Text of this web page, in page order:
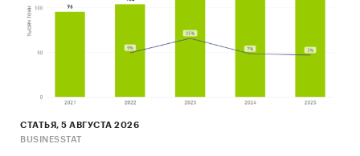
СТАТЬЯ, 5 АВГУСТА 2026
BUSINESSTAT